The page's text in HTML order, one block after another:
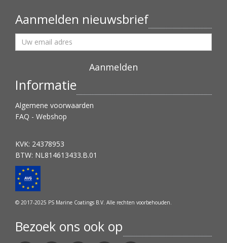
Aanmelden nieuwsbrief
Informatie
Algemene voorwaarden
FAQ - Webshop
KVK: 24378953
BTW: NL814613433.B.01
© 2017-2025 PS Marine Coatings B.V. Alle rechten voorbehouden.
Bezoek ons ook op